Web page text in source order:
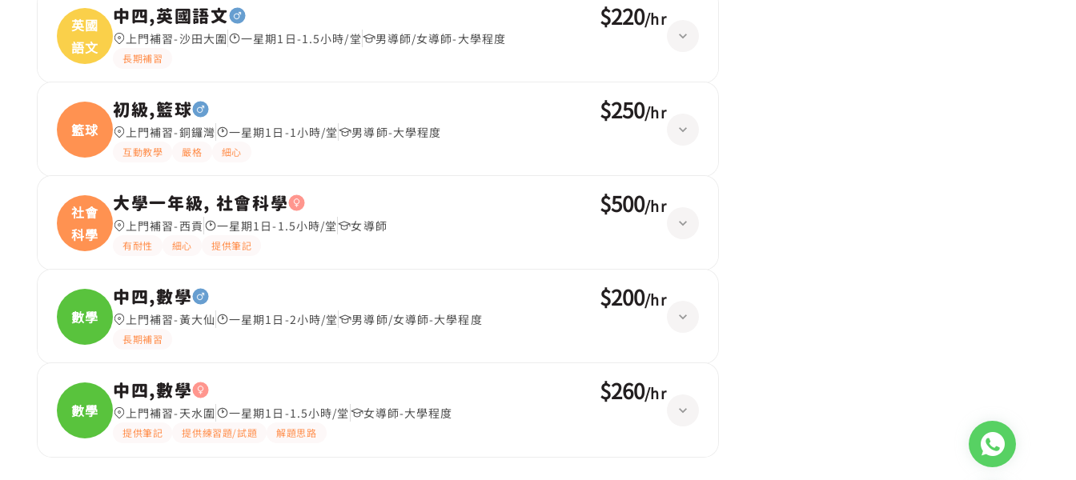
英國
語文
中四,英國語文
上門補習-沙田大圍 一星期1日-1.5小時/堂 男導師/女導師-大學程度
長期補習
$220/hr
籃球
初級,籃球
上門補習-銅鑼灣 一星期1日-1小時/堂 男導師-大學程度
互動教學 嚴格 細心
$250/hr
社會
科學
大學一年級, 社會科學
上門補習-西貢 一星期1日-1.5小時/堂 女導師
有耐性 細心 提供筆記
$500/hr
數學
中四,數學
上門補習-黃大仙 一星期1日-2小時/堂 男導師/女導師-大學程度
長期補習
$200/hr
數學
中四,數學
上門補習-天水圍 一星期1日-1.5小時/堂 女導師-大學程度
提供筆記 提供練習題/試題 解題思路
$260/hr